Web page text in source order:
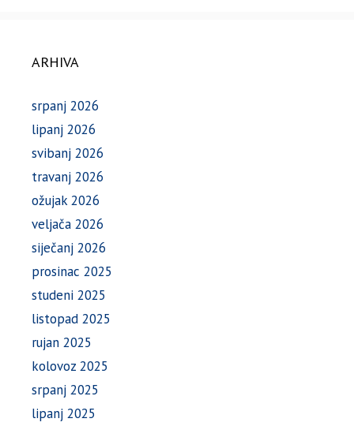
ARHIVA
srpanj 2026
lipanj 2026
svibanj 2026
travanj 2026
ožujak 2026
veljača 2026
siječanj 2026
prosinac 2025
studeni 2025
listopad 2025
rujan 2025
kolovoz 2025
srpanj 2025
lipanj 2025